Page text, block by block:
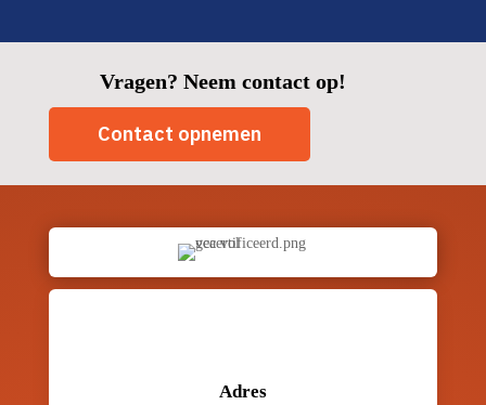
Vragen? Neem contact op!
Contact opnemen
Adres